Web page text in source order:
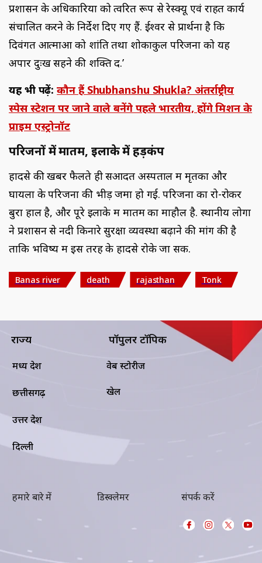
प्रशासन के अधिकारियों को त्वरित रूप से रेस्क्यू एवं राहत कार्य
संचालित करने के निर्देश दिए गए हैं. ईश्वर से प्रार्थना है कि
दिवंगत आत्माओं को शांति तथा शोकाकुल परिजनों को यह
अपार दुःख सहने की शक्ति दें.’
यह भी पढ़ें:कौन हैं Shubhanshu Shukla? अंतर्राष्ट्रीय
स्पेस स्टेशन पर जाने वाले बनेंगे पहले भारतीय, होंगे मिशन के
प्राइम एस्ट्रोनॉट
परिजनों में मातम, इलाके में हड़कंप
हादसे की खबर फैलते ही सआदत अस्पताल में मृतकों और
घायलों के परिजनों की भीड़ जमा हो गई. परिजनों का रो-रोकर
बुरा हाल है, और पूरे इलाके में मातम का माहौल है. स्थानीय लोगों
ने प्रशासन से नदी किनारे सुरक्षा व्यवस्था बढ़ाने की मांग की है
ताकि भविष्य में इस तरह के हादसे रोके जा सकें.
Banas river death rajasthan Tonk
राज्य
मध्य प्रदेश
छत्तीसगढ़
उत्तर प्रदेश
दिल्ली
पॉपुलर टॉपिक
वेब स्टोरीज
खेल
हमारे बारे में डिस्क्लेमर संपर्क करें